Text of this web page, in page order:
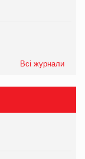
Всі журнали